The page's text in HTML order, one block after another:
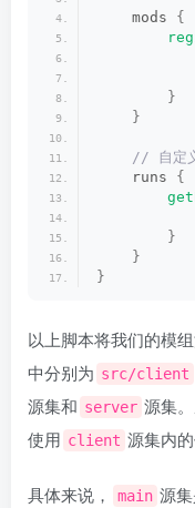
    mods
{
}
}
// 自定
    runs
{
}
}
}
以上脚本将我们的模
中分别为 src/client
源集和 server 源集
使用 client 源集内的
具体来说， main 源